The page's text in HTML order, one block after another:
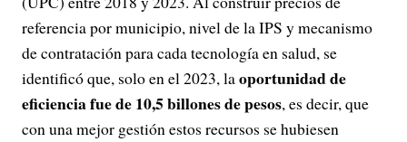
referencia por municipio, nivel de la IPS y mecanismo
de contratación para cada tecnología en salud, se
identificó que, solo en el 2023, laoportunidad de
eficiencia fue de 10,5 billones de pesos, es decir, que
con una mejor gestión estos recursos se hubiesen